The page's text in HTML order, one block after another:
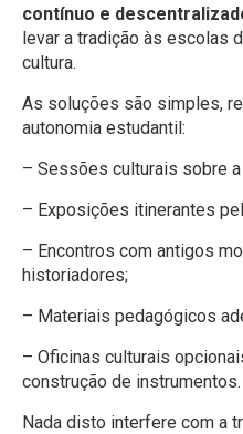
contínuo e
levar a tradição às escolas
cultura.
As soluções são simples,
autonomia estudantil:
– Sessões culturais sobre
– Exposições itinerantes
– Encontros com antigos
historiadores;
– Materiais pedagógicos
– Oficinas culturais
construção de instrumentos.
Nada disto interfere com a